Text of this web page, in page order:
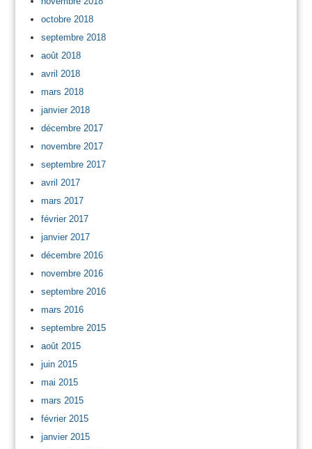
octobre 2018
septembre 2018
août 2018
avril 2018
mars 2018
janvier 2018
décembre 2017
novembre 2017
septembre 2017
avril 2017
mars 2017
février 2017
janvier 2017
décembre 2016
novembre 2016
septembre 2016
mars 2016
septembre 2015
août 2015
juin 2015
mai 2015
mars 2015
février 2015
janvier 2015